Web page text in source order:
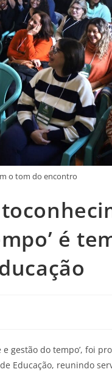
o tom do encontro
é
gestão do tempo’, foi
Educação, reunindo